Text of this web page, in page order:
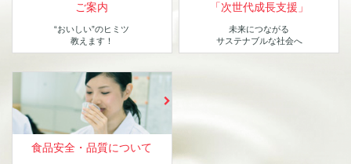
ご案内
“おいしい”のヒミツ
教えます！
「次世代成長支援」
未来につながる
サステナブルな社会へ
食品安全・品質について